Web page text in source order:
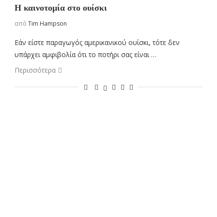
H καινοτομία στο ουίσκι
από Tim Hampson
Εάν είστε παραγωγός αμερικανικού ουίσκι, τότε δεν
υπάρχει αμφιβολία ότι το ποτήρι σας είναι …
Περισσότερα